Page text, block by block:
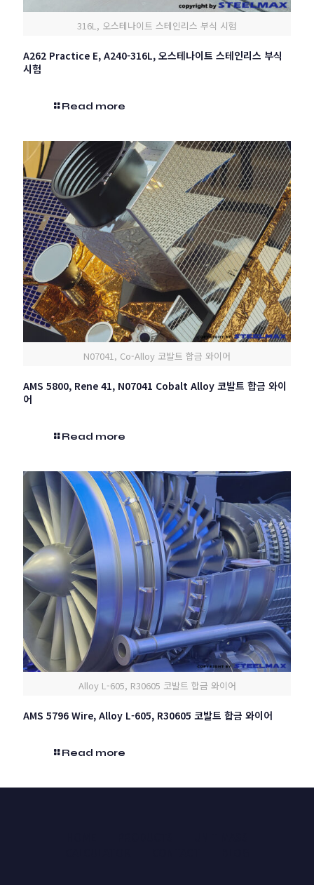
316L, 오스테나이트 스테인리스 부식 시험
A262 Practice E, A240-316L, 오스테나이트 스테인리스 부식
시험
Read more
N07041, Co-Alloy 코발트 합금 와이어
AMS 5800, Rene 41, N07041 Cobalt Alloy 코발트 합금 와이
어
Read more
Alloy L-605, R30605 코발트 합금 와이어
AMS 5796 Wire, Alloy L-605, R30605 코발트 합금 와이어
Read more